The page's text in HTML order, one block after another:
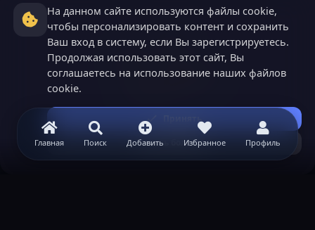
Главная Поиск Добавить Избранное Профиль
На данном сайте используются файлы cookie,
чтобы персонализировать контент и сохранить
Ваш вход в систему, если Вы зарегистрируетесь.
Продолжая использовать этот сайт, Вы
соглашаетесь на использование наших файлов
cookie.
Принять
Узнать больше...